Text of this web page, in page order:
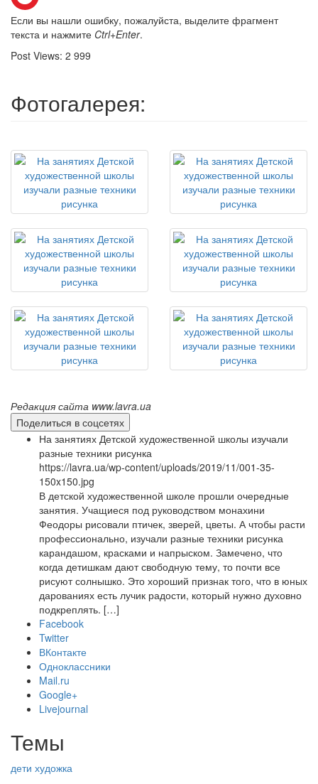
Если вы нашли ошибку, пожалуйста, выделите фрагмент
текста и нажмите Ctrl+Enter.
Post Views: 2 999
Фотогалерея:
Редакция сайта www.lavra.ua
Поделиться в соцсетях
На занятиях Детской художественной школы изучали
разные техники рисунка
https://lavra.ua/wp-content/uploads/2019/11/001-35-
150x150.jpg
В детской художественной школе прошли очередные
занятия. Учащиеся под руководством монахини
Феодоры рисовали птичек, зверей, цветы. А чтобы расти
профессионально, изучали разные техники рисунка
карандашом, красками и напрыском. Замечено, что
когда детишкам дают свободную тему, то почти все
рисуют солнышко. Это хороший признак того, что в юных
дарованиях есть лучик радости, который нужно духовно
подкреплять. […]
Facebook
Twitter
ВКонтакте
Одноклассники
Mail.ru
Google+
Livejournal
Темы
дети художка